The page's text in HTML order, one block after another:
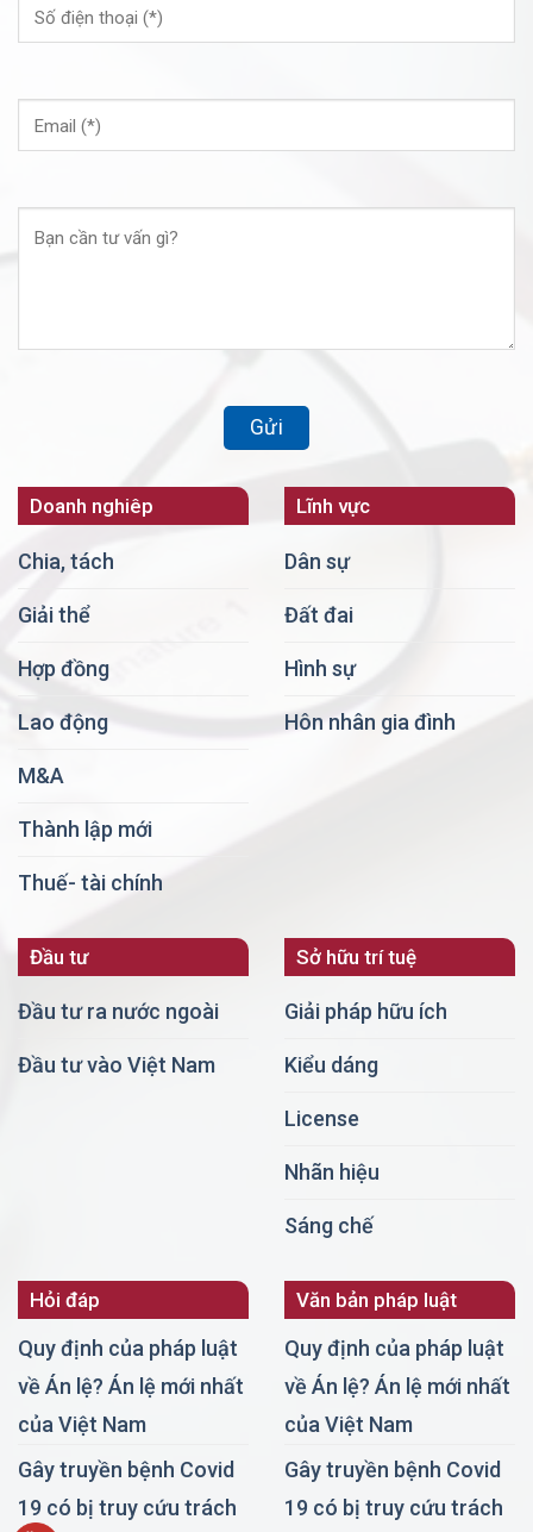
Doanh nghiêp
Chia, tách
Giải thể
Hợp đồng
Lao động
M&A
Thành lập mới
Thuế- tài chính
Lĩnh vực
Dân sự
Đất đai
Hình sự
Hôn nhân gia đình
Đầu tư
Đầu tư ra nước ngoài
Đầu tư vào Việt Nam
Sở hữu trí tuệ
Giải pháp hữu ích
Kiểu dáng
License
Nhãn hiệu
Sáng chế
Hỏi đáp
Quy định của pháp luật
về Án lệ? Án lệ mới nhất
của Việt Nam
Gây truyền bệnh Covid
19 có bị truy cứu trách
Văn bản pháp luật
Quy định của pháp luật
về Án lệ? Án lệ mới nhất
của Việt Nam
Gây truyền bệnh Covid
19 có bị truy cứu trách